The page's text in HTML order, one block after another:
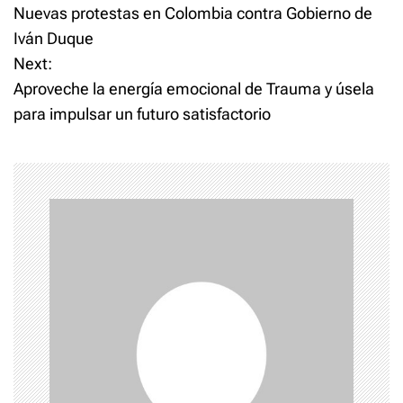
o
s
t
a
v
i
g
a
t
Nuevas protestas en Colombia contra Gobierno de
Iván Duque
Next:
Aproveche la energía emocional de Trauma y úsela
para impulsar un futuro satisfactorio